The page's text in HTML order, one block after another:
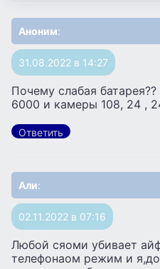
Аноним:
31.08.2022 в 14:27
Почему слабая
6000 и камеры 108, 24 ,
Ответить
Али:
02.11.2022 в 07:16
Любой сяоми убивает
телефонаом режим и